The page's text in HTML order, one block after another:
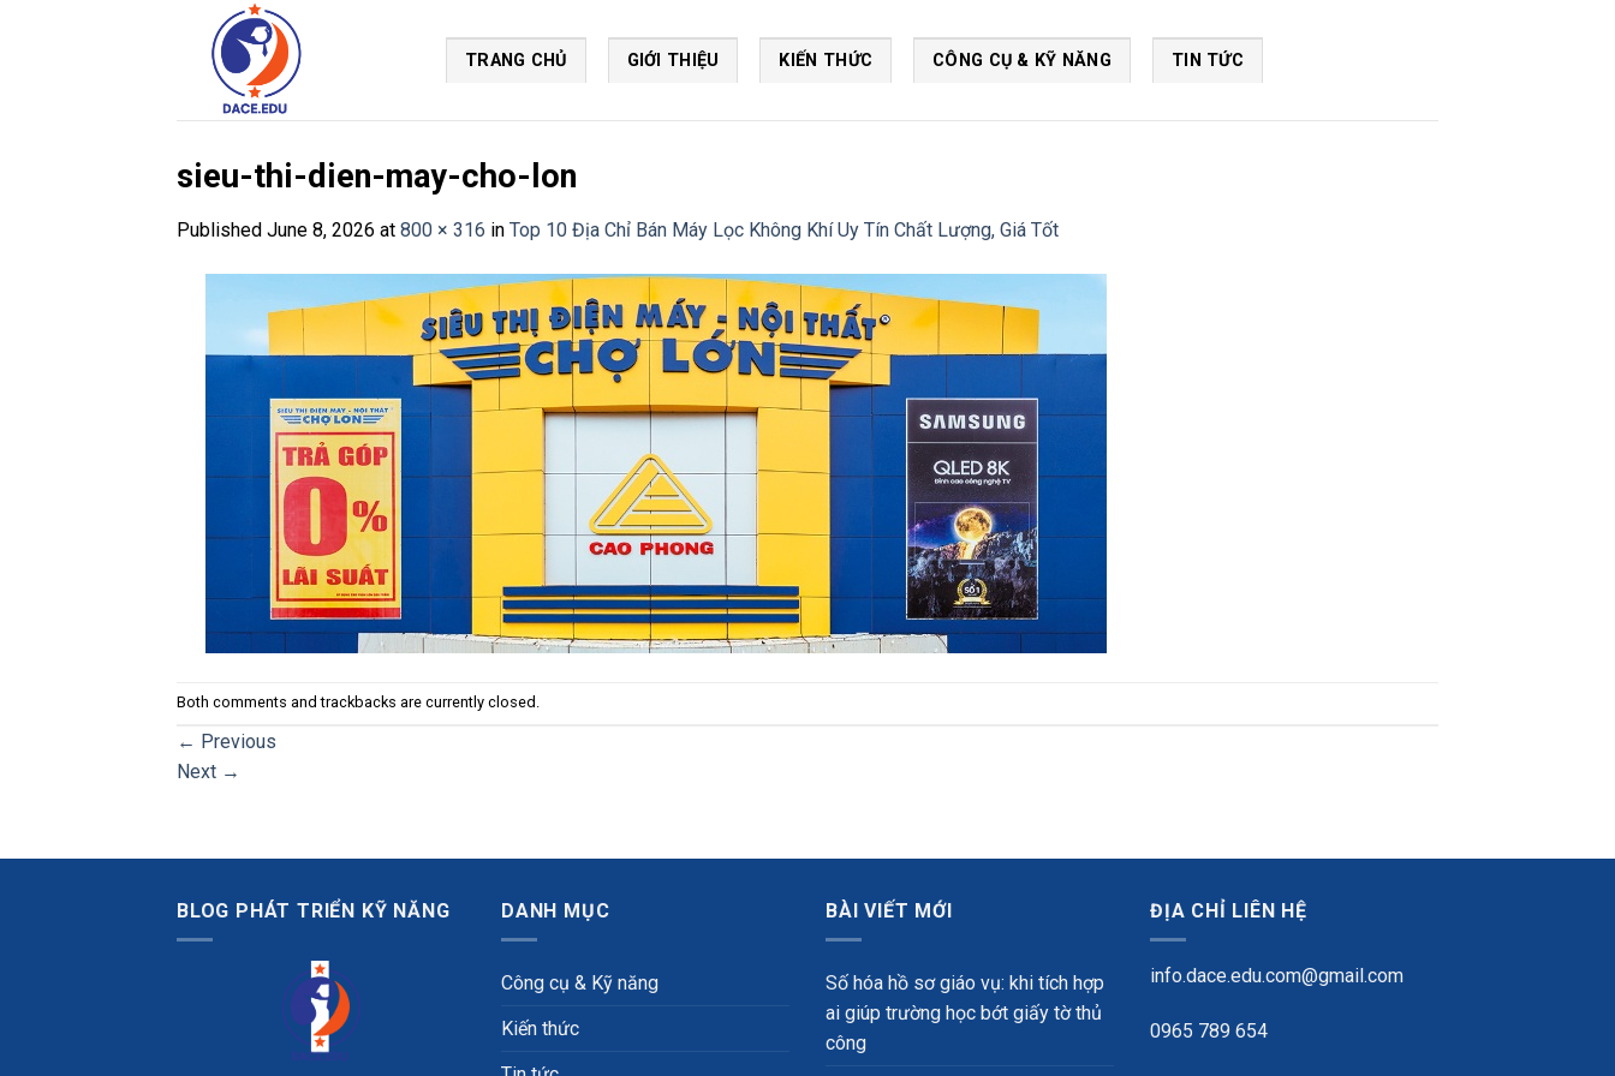
TRANG CHỦ GIỚI THIỆU KIẾN THỨC CÔNG CỤ & KỸ NĂNG TIN TỨC
sieu-thi-dien-may-cho-lon
Published June 8, 2026 at 800 × 316 in Top 10 Địa Chỉ Bán Máy Lọc Không Khí Uy Tín Chất Lượng, Giá Tốt
Both comments and trackbacks are currently closed.
← Previous
Next →
BLOG PHÁT TRIỂN KỸ NĂNG DANH MỤC
Công cụ & Kỹ năng
Kiến thức
BÀI VIẾT MỚI
Số hóa hồ sơ giáo vụ: khi tích hợp
ai giúp trường học bớt giấy tờ thủ
công
ĐỊA CHỈ LIÊN HỆ
info.dace.edu.com@gmail.com
0965 789 654